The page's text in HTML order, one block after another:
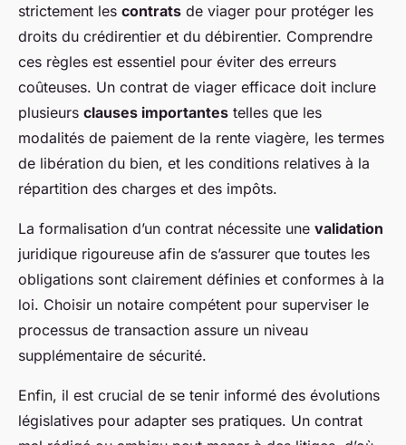
strictement les contrats de viager pour protéger les
droits du crédirentier et du débirentier. Comprendre
ces règles est essentiel pour éviter des erreurs
coûteuses. Un contrat de viager efficace doit inclure
plusieurs clauses importantes telles que les
modalités de paiement de la rente viagère, les termes
de libération du bien, et les conditions relatives à la
répartition des charges et des impôts.
La formalisation d’un contrat nécessite une validation
juridique rigoureuse afin de s’assurer que toutes les
obligations sont clairement définies et conformes à la
loi. Choisir un notaire compétent pour superviser le
processus de transaction assure un niveau
supplémentaire de sécurité.
Enfin, il est crucial de se tenir informé des évolutions
législatives pour adapter ses pratiques. Un contrat